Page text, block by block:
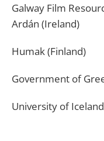
Galway Film
Ardán (Ireland)
Humak (Finland)
Government of
University of